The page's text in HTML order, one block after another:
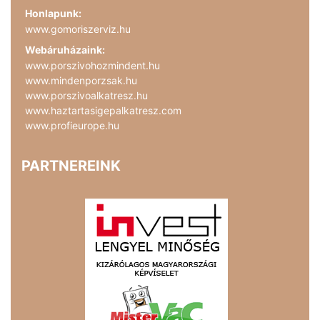
Honlapunk:
www.gomoriszerviz.hu
Webáruházaink:
www.porszivohozmindent.hu
www.mindenporzsak.hu
www.porszivoalkatresz.hu
www.haztartasigepalkatresz.com
www.profieurope.hu
PARTNEREINK